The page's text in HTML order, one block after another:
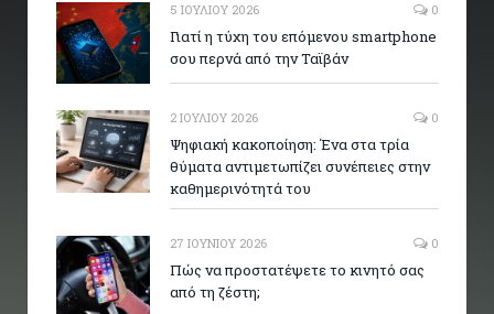
5 ΙΟΥΛΊΟΥ 2026 0
Γιατί η τύχη του επόμενου smartphone
σου περνά από την Ταϊβάν
2 ΙΟΥΛΊΟΥ 2026 0
Ψηφιακή κακοποίηση: Ένα στα τρία
θύματα αντιμετωπίζει συνέπειες στην
καθημερινότητά του
27 ΙΟΥΝΊΟΥ 2026 0
Πώς να προστατέψετε το κινητό σας
από τη ζέστη;